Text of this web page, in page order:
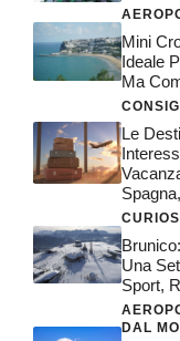
Mini
Ideale
Ma
Le
Una
Sport,
DAL